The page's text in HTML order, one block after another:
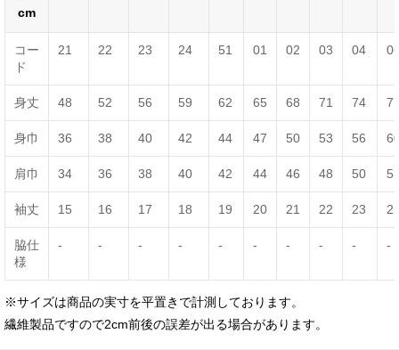
cm
コー
ド
21 22 23 24 51 01 02 03 04
身丈 48 52 56 59 62 65 68 71 74
身巾 36 38 40 42 44 47 50 53 56
肩巾 34 36 38 40 42 44 46 48 50
袖丈 15 16 17 18 19 20 21 22 23
脇仕
様
- - - - - - - - - -
※サイズは商品の実寸を平置きで計測しております。
繊維製品ですので2cm前後の誤差が出る場合があります。